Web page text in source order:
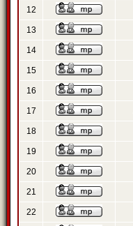
12
13
14
15
16
17
18
19
20
21
22